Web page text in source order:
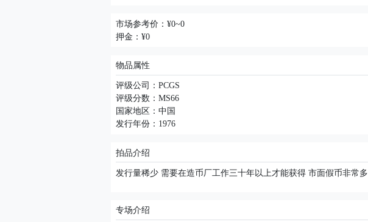
市场参考价：¥0~0
押金：¥0
物品属性
评级公司：PCGS
评级分数：MS66
国家地区：中国
发行年份：1976
拍品介绍
发行量稀少 需要在造币厂工作三十年以上才能获得 市面假币非常多
专场介绍